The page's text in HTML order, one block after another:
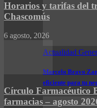
Actualidad
Marcelo Bravo
eficiente para tu
Horarios y tarifas del
Chascomús
6 agosto, 2026
Círculo Farmacéutico
farmacias – agosto